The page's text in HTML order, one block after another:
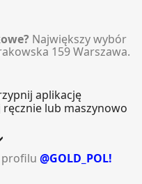
Największy wybór
159 Warszawa.
aplikację
lub maszynowo
profilu @GOLD_POL!